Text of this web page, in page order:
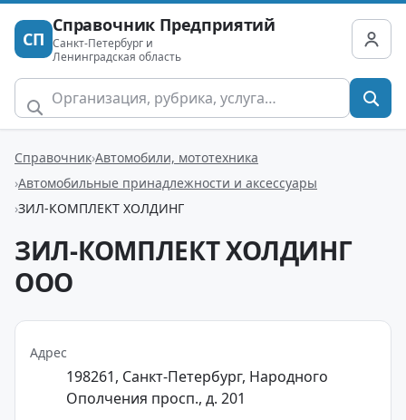
СП
Справочник Предприятий
Санкт-Петербург и
Ленинградская область
Справочник Автомобили, мототехника
Автомобильные принадлежности и аксессуары
ЗИЛ-КОМПЛЕКТ ХОЛДИНГ
ЗИЛ-КОМПЛЕКТ ХОЛДИНГ
ООО
Адрес
198261, Санкт-Петербург, Народного
Ополчения просп., д. 201